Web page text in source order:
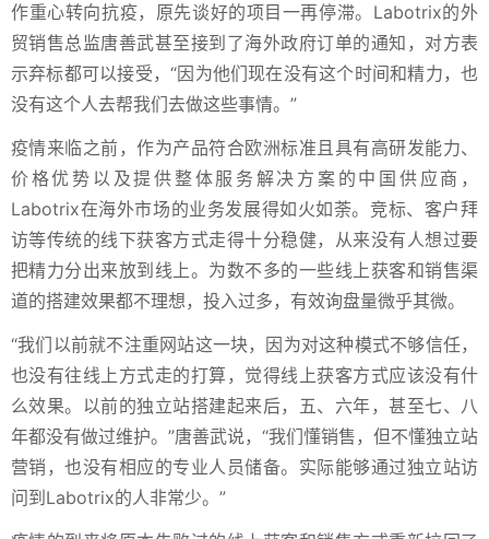
作重心转向抗疫，原先谈好的项目一再停滞。Labotrix的外
贸销售总监唐善武甚至接到了海外政府订单的通知，对方表
示弃标都可以接受，“因为他们现在没有这个时间和精力，也
没有这个人去帮我们去做这些事情。”
疫情来临之前，作为产品符合欧洲标准且具有高研发能力、
价格优势以及提供整体服务解决方案的中国供应商，
Labotrix在海外市场的业务发展得如火如荼。竞标、客户拜
访等传统的线下获客方式走得十分稳健，从来没有人想过要
把精力分出来放到线上。为数不多的一些线上获客和销售渠
道的搭建效果都不理想，投入过多，有效询盘量微乎其微。
“我们以前就不注重网站这一块，因为对这种模式不够信任，
也没有往线上方式走的打算，觉得线上获客方式应该没有什
么效果。以前的独立站搭建起来后，五、六年，甚至七、八
年都没有做过维护。”唐善武说，“我们懂销售，但不懂独立站
营销，也没有相应的专业人员储备。实际能够通过独立站访
问到Labotrix的人非常少。”